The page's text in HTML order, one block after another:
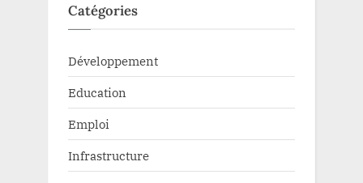
Catégories
Développement
Education
Emploi
Infrastructure